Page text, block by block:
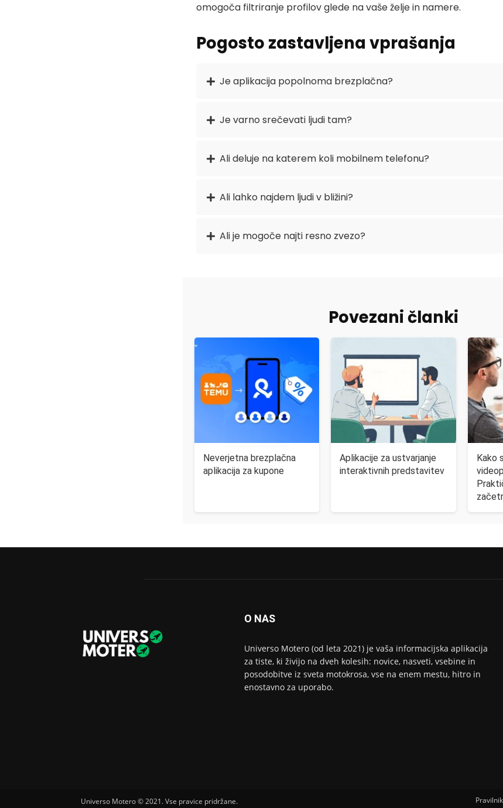
omogoča filtriranje profilov glede na vaše želje in namere.
Pogosto zastavljena vprašanja
Je aplikacija popolnoma brezplačna?
Je varno srečevati ljudi tam?
Ali deluje na katerem koli mobilnem telefonu?
Ali lahko najdem ljudi v bližini?
Ali je mogoče najti resno zvezo?
Povezani članki
Neverjetna brezplačna
aplikacija za kupone
Aplikacije za ustvarjanje
interaktivnih predstavitev
Kako
O NAS
Universo Motero (od leta 2021) je vaša informacijska aplikacija
za tiste, ki živijo na dveh kolesih: novice, nasveti, vsebine in
posodobitve iz sveta motokrosa, vse na enem mestu, hitro in
enostavno za uporabo.
Universo Motero © 2021. Vse pravice pridržane.